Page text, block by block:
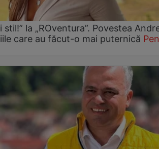
stil!” la „ROventura”. Povestea
care au făcut-o mai puternică